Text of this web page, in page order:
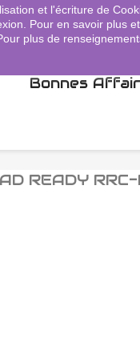
Bonnes
READY
et l'écriture de
Pour en savoir
plus de